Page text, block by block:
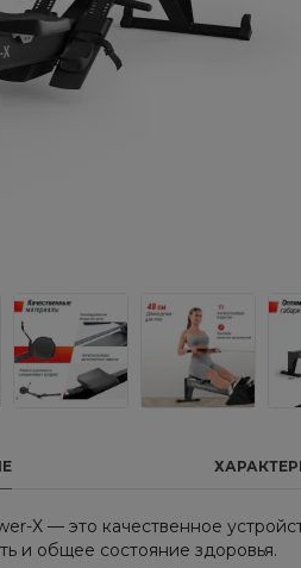
X — это качественное
и общее состояние здоровья.